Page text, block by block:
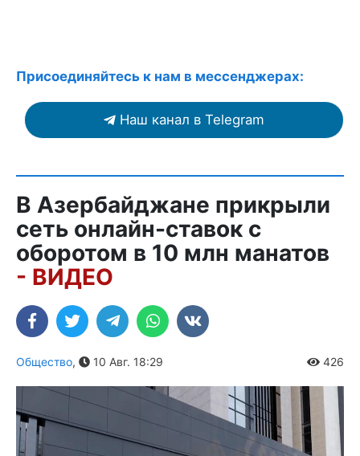
Присоединяйтесь к нам в мессенджерах:
Наш канал в Telegram
В Азербайджане прикрыли
сеть онлайн-ставок с
оборотом в 10 млн манатов
- ВИДЕО
Общество, 10 Авг. 18:29 426